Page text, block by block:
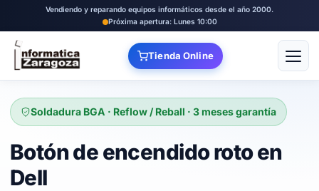
Vendiendo y reparando equipos informáticos desde el año 2000.
Próxima apertura: Lunes 10:00
Tienda Online Abrir
Soldadura BGA · Reflow / Reball · 3 meses garantía
Botón de encendido roto en
Dell